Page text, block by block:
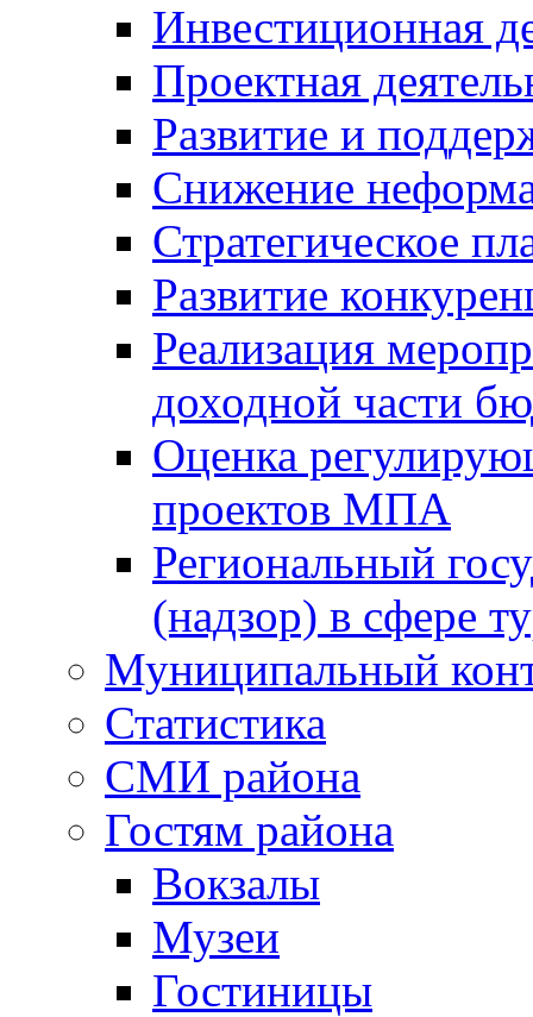
Инвестиционная
Проектная
Развитие и
Снижение
Стратегическое
Развитие
Реализация
доходной части
Оценка
проектов МПА
Региональный
(надзор) в сфере
Муниципальный
Статистика
СМИ района
Гостям района
Вокзалы
Музеи
Гостиницы